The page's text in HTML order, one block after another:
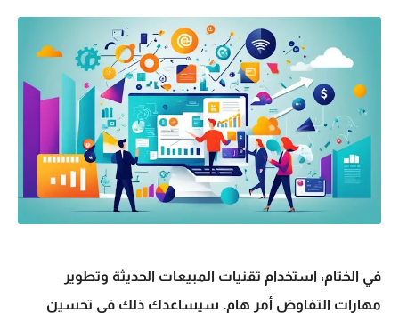
في الختام، استخدام تقنيات المبيعات الحديثة وتطوير
مهارات التفاوض أمر هام. سيساعدك ذلك في تحسين